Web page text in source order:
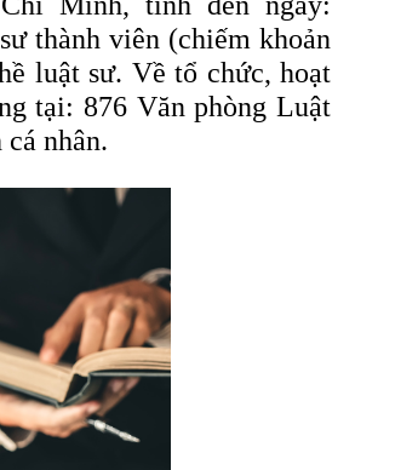
thành viên (chiếm khoản
luật sư. Về tổ chức, hoạt
tại: 876 Văn phòng Luật
nhân.